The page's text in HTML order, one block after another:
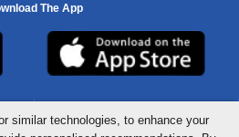
The App
Mid-Day Hindi
similar technologies, to enhance your